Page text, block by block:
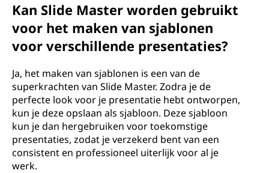
Kan Slide Master worden gebruikt
voor het maken van sjablonen
voor verschillende presentaties?
Ja, het maken van sjablonen is een van de
superkrachten van Slide Master. Zodra je de
perfecte look voor je presentatie hebt ontworpen,
kun je deze opslaan als sjabloon. Deze sjabloon
kun je dan hergebruiken voor toekomstige
presentaties, zodat je verzekerd bent van een
consistent en professioneel uiterlijk voor al je
werk.